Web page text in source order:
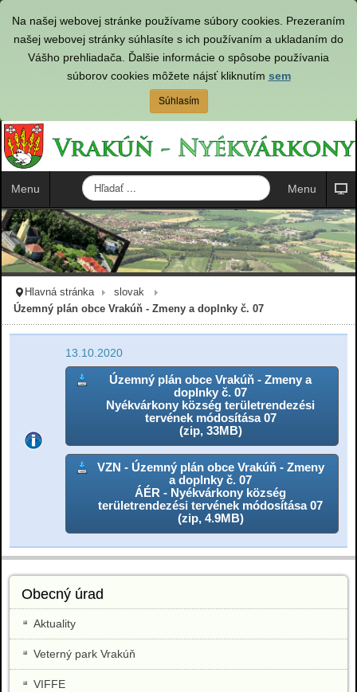
Na našej webovej stránke používame súbory cookies. Prezeraním
našej webovej stránky súhlasíte s ich používaním a ukladaním do
Vášho prehliadača. Ďalšie informácie o spôsobe používania
súborov cookies môžete nájsť kliknutím sem
Súhlasím
Menu
H
ľ
a
d
a
ť
.
.
.
Menu
Hlavná stránka
slovak
Územný plán obce Vrakúň - Zmeny a doplnky č. 07
13.10.2020
Územný plán obce Vrakúň - Zmeny a
doplnky č. 07
Nyékvárkony község területrendezési
tervének módosítása 07
(zip, 33MB)
VZN - Územný plán obce Vrakúň - Zmeny
a doplnky č. 07
ÁÉR - Nyékvárkony község
területrendezési tervének módosítása 07
(zip, 4.9MB)
Obecný úrad
Aktuality
Veterný park Vrakúň
VIFFE